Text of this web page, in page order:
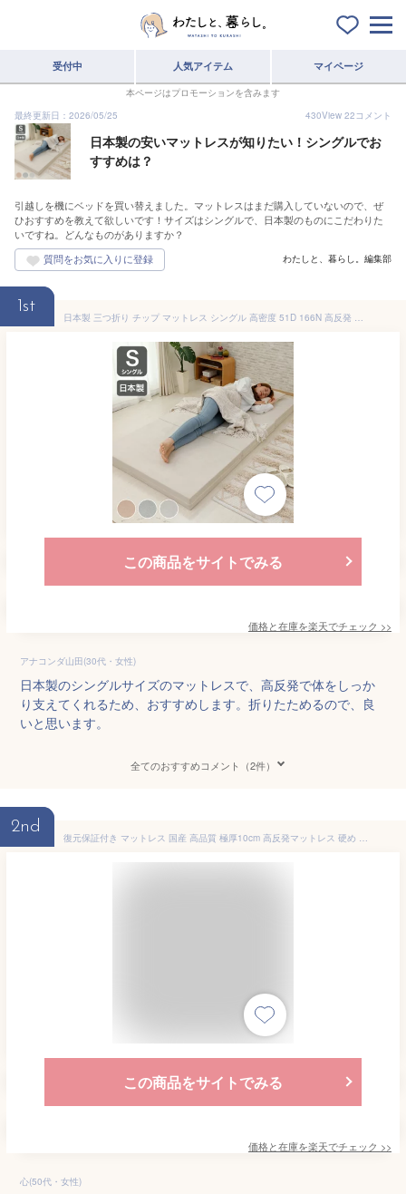
受付中 人気アイテム マイページ
本ページはプロモーションを含みます
最終更新日：2026/05/25
430View 22コメント
日本製の安いマットレスが知りたい！シングルでお
すすめは？
引越しを機にベッドを買い替えました。マットレスはまだ購入していないので、ぜ
ひおすすめを教えて欲しいです！サイズはシングルで、日本製のものにこだわりた
いですね。どんなものがありますか？
わたしと、暮らし。編集部
1st
日本製 三つ折り チップ マットレス シングル 高密度 51D 166N 高反発 アースカラー かわいい 体圧分散 寝返り 折りたたみ 国産(代引不可)【送料無料】
この商品をサイトでみる
価格と在庫を楽天でチェック >>
アナコンダ山田(30代・女性)
日本製のシングルサイズのマットレスで、高反発で体をしっか
り支えてくれるため、おすすめします。折りたためるので、良
いと思います。
全てのおすすめコメント（2件）
2nd
復元保証付き マットレス 国産 高品質 極厚10cm 高反発マットレス 硬め 150N 10cm 高反発 日本製 ウレタンマット ウレタン マット 敷布団 敷き布団 オーバーレイ 固めホワイト グレージュ グレー シングル セミダブル ダブル
この商品をサイトでみる
価格と在庫を楽天でチェック >>
心(50代・女性)